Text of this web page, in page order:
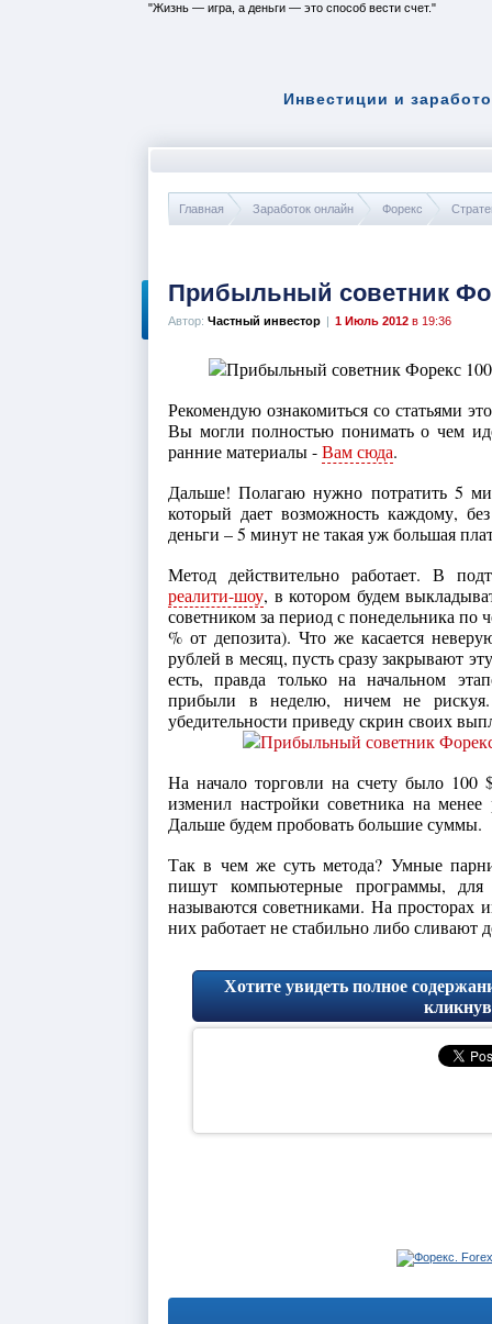
Инвестиции и
Жизнь — игра, а деньги — это способ вести счет.
Главная Заработок онлайн Форекс
Прибыльный советник
Автор: Частный инвестор | 1 Июль 2012 в 19:36
Рекомендую ознакомиться со статьями
Вы могли полностью понимать о чем
ранние материалы -Вам сюда.
Дальше! Полагаю нужно потратить 5
который дает возможность каждому,
деньги – 5 минут не такая уж большая
Метод действительно работает. В
реалити-шоу, в котором будем
советником за период с понедельника по
% от депозита). Что же касается
рублей в месяц, пусть сразу закрывают
есть, правда только на начальном
прибыли в неделю, ничем не
убедительности приведу скрин своих
На начало торговли на счету было
изменил настройки советника на
Дальше будем пробовать большие суммы.
Так в чем же суть метода? Умные
пишут компьютерные программы,
называются советниками. На просторах
них работает не стабильно либо сливают
Хотите увидеть полное